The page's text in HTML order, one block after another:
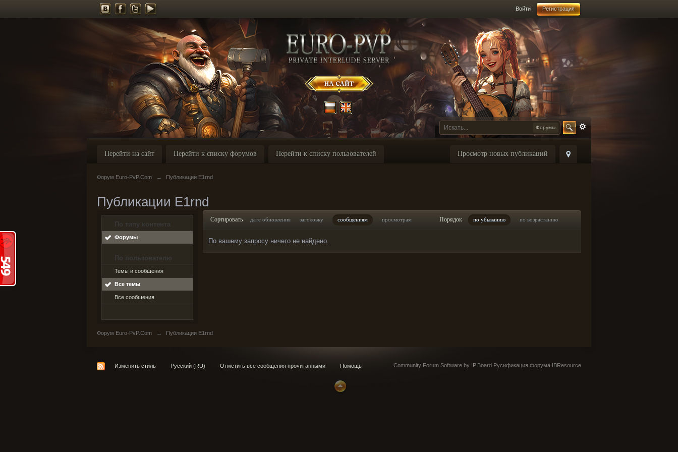
Войти Регистрация
Форумы
Просмотр новых публикаций
Перейти на сайт Перейти к списку форумов Перейти к списку пользователей
Форум Euro-PvP.Com → Публикации E1rnd
Публикации E1rnd
По типу контента
Форумы
По пользователю
Темы и сообщения
Все темы
Все сообщения
Сортировать дате обновления заголовку сообщениям просмотрам Порядок по убыванию по возрастанию
По вашему запросу ничего не найдено.
Форум Euro-PvP.Com → Публикации E1rnd
Изменить стиль Русский (RU) Отметить все сообщения прочитанными Помощь Community Forum Software by IP.Board Русификация форума IBResource